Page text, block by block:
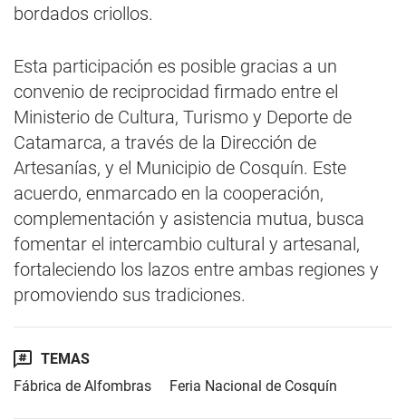
bordados criollos.
Esta participación es posible gracias a un
convenio de reciprocidad firmado entre el
Ministerio de Cultura, Turismo y Deporte de
Catamarca, a través de la Dirección de
Artesanías, y el Municipio de Cosquín. Este
acuerdo, enmarcado en la cooperación,
complementación y asistencia mutua, busca
fomentar el intercambio cultural y artesanal,
fortaleciendo los lazos entre ambas regiones y
promoviendo sus tradiciones.
TEMAS
Fábrica de Alfombras
Feria Nacional de Cosquín